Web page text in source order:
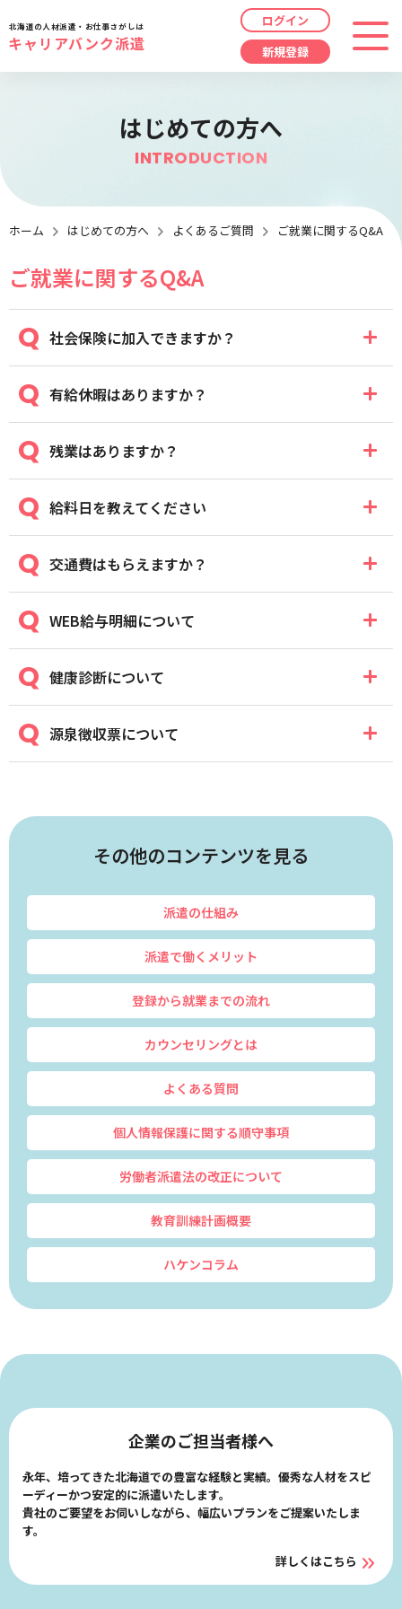
指定なし
給与 時給/日給/月給から選択
こだわり 指定なし
キーワード 指定なし
求人履歴はありません。
最近利用した検索条件
検索履歴はありません。
北海道の人材派遣・お仕事さがしは
キャリアバンク派遣
ログイン
新規登録
はじめての方へ
INTRODUCTION
ホーム はじめての方へ よくあるご質問 ご就業に関するQ&A
ご就業に関するQ&A
社会保険に加入できますか？
有給休暇はありますか？
残業はありますか？
給料日を教えてください
交通費はもらえますか？
WEB給与明細について
健康診断について
源泉徴収票について
その他のコンテンツを見る
派遣の仕組み
派遣で働くメリット
登録から就業までの流れ
カウンセリングとは
よくある質問
個人情報保護に関する順守事項
労働者派遣法の改正について
教育訓練計画概要
ハケンコラム
企業のご担当者様へ
永年、培ってきた北海道での豊富な経験と実績。優秀な人材をスピ
ーディーかつ安定的に派遣いたします。
貴社のご要望をお伺いしながら、幅広いプランをご提案いたしま
す。
詳しくはこちら